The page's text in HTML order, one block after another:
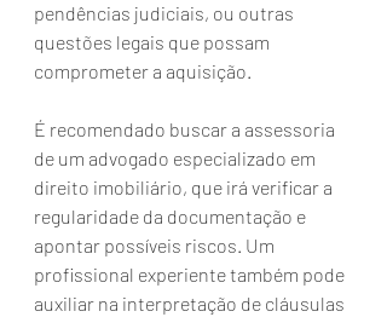
pendências judiciais, ou outras
questões legais que possam
comprometer a aquisição.
É recomendado buscar a assessoria
de um advogado especializado em
direito imobiliário, que irá verificar a
regularidade da documentação e
apontar possíveis riscos. Um
profissional experiente também pode
auxiliar na interpretação de cláusulas